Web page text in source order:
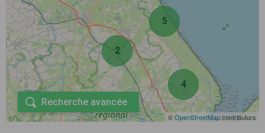
4
2
5
©OpenStreetMapcontributors
Recherche avancée